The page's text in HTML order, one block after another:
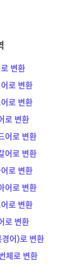
변환
로 변환
로 변환
로 변환
어로 변환
어로 변환
로 변환
어로 변환
로 변환
로 변환
어)로 변환
체로 변환